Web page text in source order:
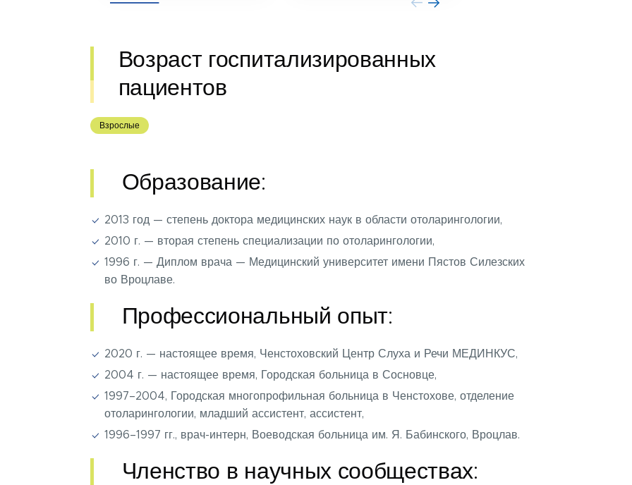
Возраст госпитализированных
пациентов
Взрослые
Образование:
2013 год — степень доктора медицинских наук в области отоларингологии,
2010 г. — вторая степень специализации по отоларингологии,
1996 г. — Диплом врача — Медицинский университет имени Пястов Силезских
во Вроцлаве.
Профессиональный опыт:
2020 г. — настоящее время, Ченстоховский Центр Слуха и Речи МЕДИНКУС,
2004 г. — настоящее время, Городская больница в Сосновце,
1997–2004, Городская многопрофильная больница в Ченстохове, отделение
отоларингологии, младший ассистент, ассистент,
1996–1997 гг., врач-интерн, Воеводская больница им. Я. Бабинского, Вроцлав.
Членство в научных сообществах: